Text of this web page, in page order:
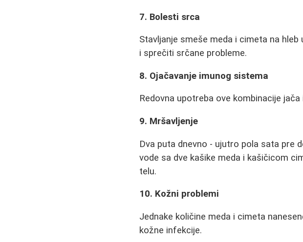
7. Bolesti srca
Stavljanje smeše meda i cimeta na
i sprečiti srčane probleme.
8. Ojačavanje imunog sistema
Redovna upotreba ove kombinacije
9. Mršavljenje
Dva puta dnevno - ujutro pola sata pre
vode sa dve kašike meda i kašičicom
telu.
10. Kožni problemi
Jednake količine meda i cimeta
kožne infekcije.